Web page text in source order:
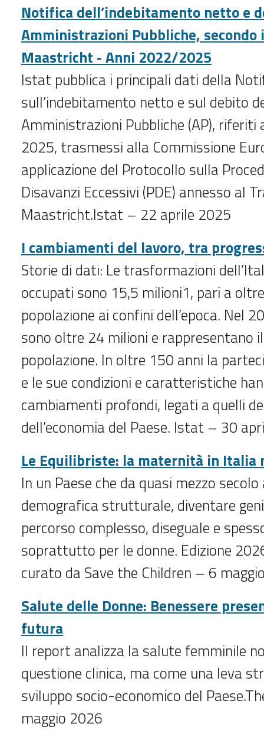
Notifica dell’indebitamento netto e
Amministrazioni Pubbliche,
Maastricht - Anni 2022/2025
Istat pubblica i principali dati della
sull’indebitamento netto e sul debito
Amministrazioni Pubbliche (AP),
2025, trasmessi alla Commissione
applicazione del Protocollo sulla
Disavanzi Eccessivi (PDE) annesso al
Maastricht.Istat – 22 aprile 2025
I cambiamenti del lavoro, tra
Storie di dati: Le trasformazioni
occupati sono 15,5 milioni1, pari a
popolazione ai confini dell’epoca. Nel
sono oltre 24 milioni e rappresentano
popolazione. In oltre 150 anni la
e le sue condizioni e caratteristiche
cambiamenti profondi, legati a quelli
dell’economia del Paese. Istat – 30
Le Equilibriste: la maternità in Italia
In un Paese che da quasi mezzo
demografica strutturale, diventare
percorso complesso, diseguale e
soprattutto per le donne. Edizione
curato da Save the Children – 6
Salute delle Donne: Benessere
futura
Il report analizza la salute femminile
questione clinica, ma come una leva
sviluppo socio-economico del
maggio 2026